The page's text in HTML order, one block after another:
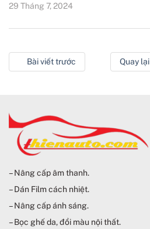
29 Tháng 7, 2024
Bài viết trước Quay lại
– Nâng cấp âm thanh.
– Dán Film cách nhiệt.
– Nâng cấp ánh sáng.
– Bọc ghế da, đổi màu nội thất.